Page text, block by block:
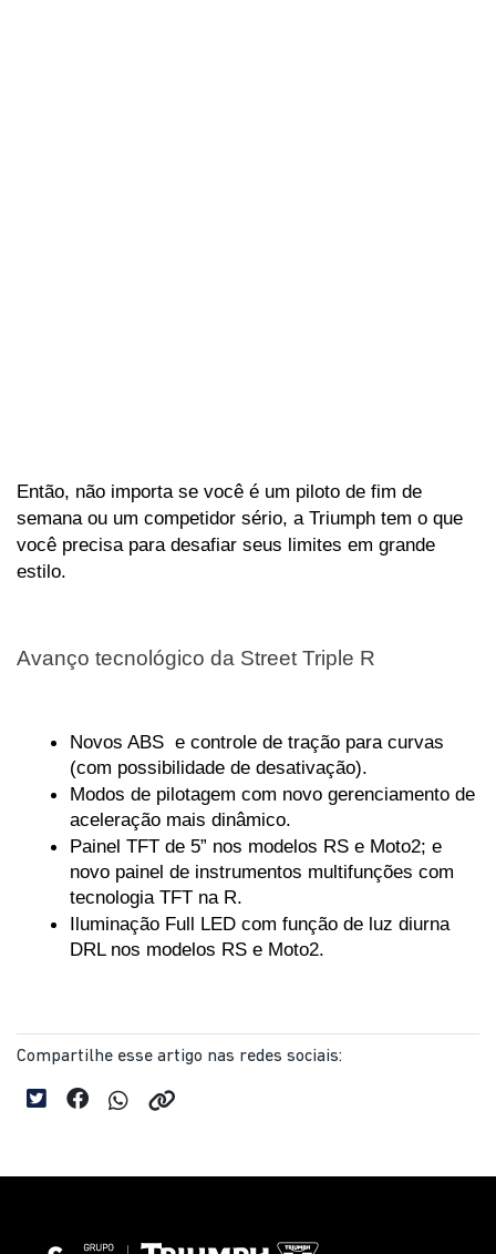
Então, não importa se você é um piloto de fim de
semana ou um competidor sério, a Triumph tem o que
você precisa para desafiar seus limites em grande
estilo.
Avanço tecnológico da Street Triple R
Novos ABS  e controle de tração para curvas
(com possibilidade de desativação).
Modos de pilotagem com novo gerenciamento de
aceleração mais dinâmico.
Painel TFT de 5” nos modelos RS e Moto2; e
novo painel de instrumentos multifunções com
tecnologia TFT na R.
Iluminação Full LED com função de luz diurna
DRL nos modelos RS e Moto2.
Compartilhe esse artigo nas redes sociais: